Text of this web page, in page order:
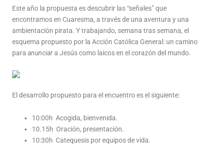
Este año la propuesta es descubrir las “señales” que
encontramos en Cuaresma, a través de una aventura y una
ambientación pirata. Y trabajando, semana tras semana, el
esquema propuesto por la Acción Católica General: un camino
para anunciara Jesús como laicos en el corazón del mundo.
El desarrollo propuesto para el encuentro es el siguiente:
10:00h Acogida, bienvenida.
10.15h Oración, presentación.
10:30h Catequesis por equipos de vida.